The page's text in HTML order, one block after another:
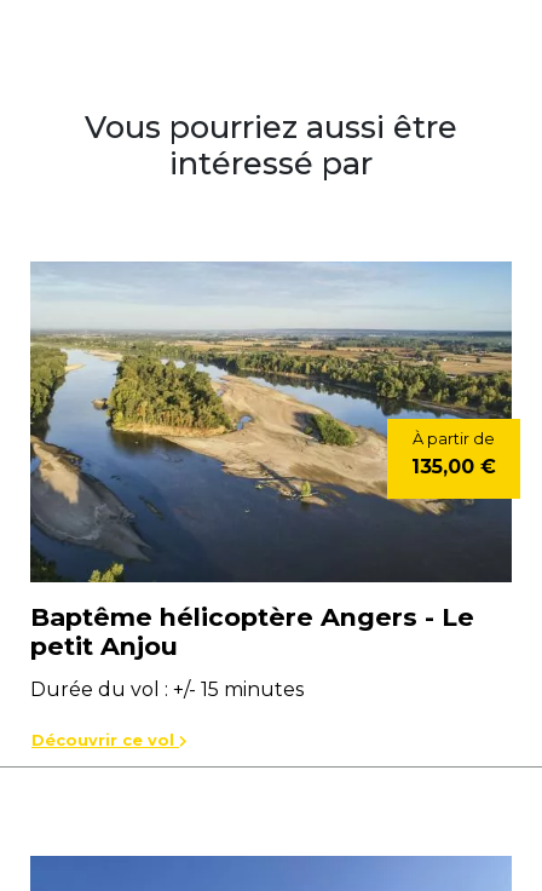
Vous pourriez aussi être
intéressé par
Baptême hélicoptère Angers - Le
petit Anjou
Durée du vol : +/- 15 minutes
À partir de
135,00 €
Découvrir ce vol